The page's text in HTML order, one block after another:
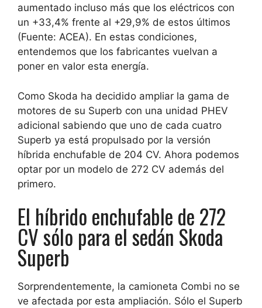
aumentado incluso más que los eléctricos con
un +33,4% frente al +29,9% de estos últimos
(Fuente: ACEA). En estas condiciones,
entendemos que los fabricantes vuelvan a
poner en valor esta energía.
Como Skoda ha decidido ampliar la gama de
motores de su Superb con una unidad PHEV
adicional sabiendo que uno de cada cuatro
Superb ya está propulsado por la versión
híbrida enchufable de 204 CV. Ahora podemos
optar por un modelo de 272 CV además del
primero.
El híbrido enchufable de 272
CV sólo para el sedán Skoda
Superb
Sorprendentemente, la camioneta Combi no se
ve afectada por esta ampliación. Sólo el Superb